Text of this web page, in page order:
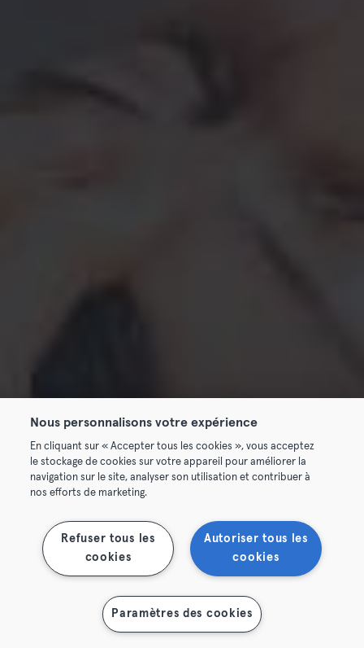
Nous personnalisons votre expérience
En cliquant sur « Accepter tous les cookies », vous acceptez
le stockage de cookies sur votre appareil pour améliorer la
navigation sur le site, analyser son utilisation et contribuer à
nos efforts de marketing.
Autoriser tous les
cookies
Refuser tous les
cookies
Paramètres des cookies